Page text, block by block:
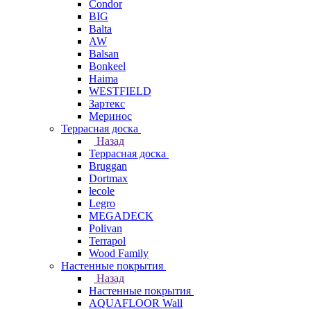
Condor
BIG
Balta
AW
Balsan
Bonkeel
Haima
WESTFIELD
Зартекс
Меринос
Террасная доска
Назад
Террасная доска
Bruggan
Dortmax
lecole
Legro
MEGADECK
Polivan
Terrapol
Wood Family
Настенные покрытия
Назад
Настенные покрытия
AQUAFLOOR Wall